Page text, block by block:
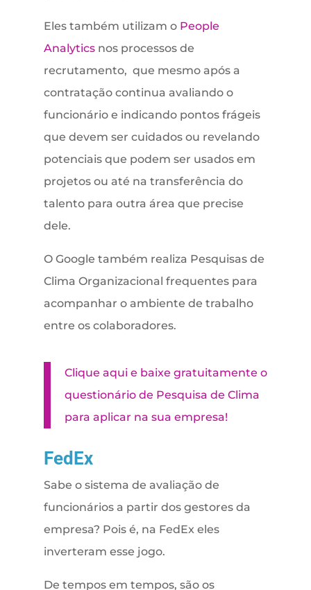
Eles também utilizam o People
Analyticsnos processos de
recrutamento, que mesmo após a
contratação continua avaliando o
funcionário e indicando pontos frágeis
que devem ser cuidados ou revelando
potenciais que podem ser usados em
projetos ou até na transferência do
talento para outra área que precise
dele.
O Google também realiza Pesquisas de
Clima Organizacional frequentes para
acompanhar o ambiente de trabalho
entre os colaboradores.
Clique aqui e baixe gratuitamente o
questionário de Pesquisa de Clima
para aplicar na sua empresa!
FedEx
Sabe o sistema de avaliação de
funcionários a partir dos gestores da
empresa? Pois é, na FedEx eles
inverteram esse jogo.
De tempos em tempos, são os